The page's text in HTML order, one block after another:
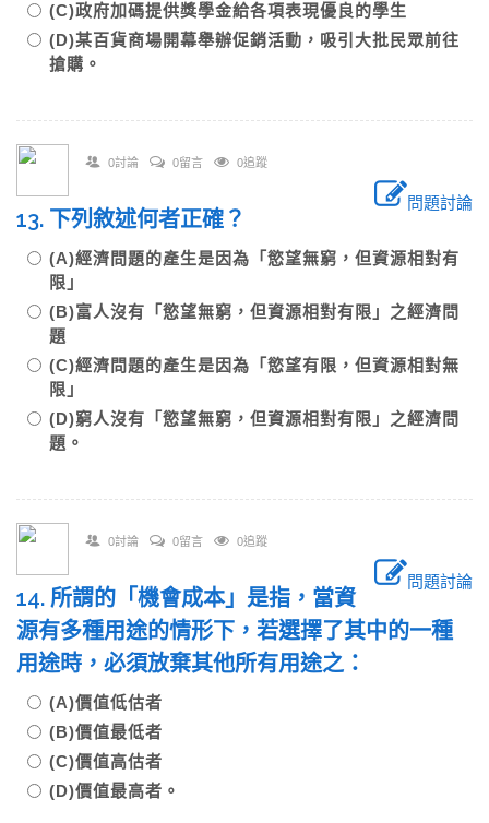
(C)政府加碼提供獎學金給各項表現優良的學生
(D)某百貨商場開幕舉辦促銷活動，吸引大批民眾前往
搶購。
0討論 0留言 0追蹤
問題討論
13. 下列敘述何者正確？
(A)經濟問題的產生是因為「慾望無窮，但資源相對有
限」
(B)富人沒有「慾望無窮，但資源相對有限」之經濟問
題
(C)經濟問題的產生是因為「慾望有限，但資源相對無
限」
(D)窮人沒有「慾望無窮，但資源相對有限」之經濟問
題。
0討論 0留言 0追蹤
問題討論
14. 所謂的「機會成本」是指，當資
源有多種用途的情形下，若選擇了其中的一種
用途時，必須放棄其他所有用途之：
(A)價值低估者
(B)價值最低者
(C)價值高估者
(D)價值最高者。